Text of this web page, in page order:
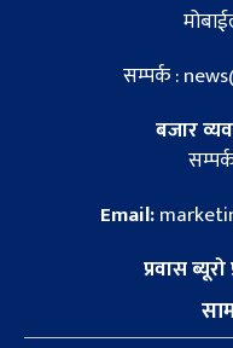
सम्पर्क :
बजार
Email:
प्रवास